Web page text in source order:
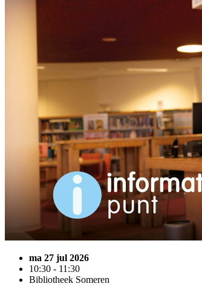
ma 27 jul 2026
10:30 - 11:30
Bibliotheek Someren